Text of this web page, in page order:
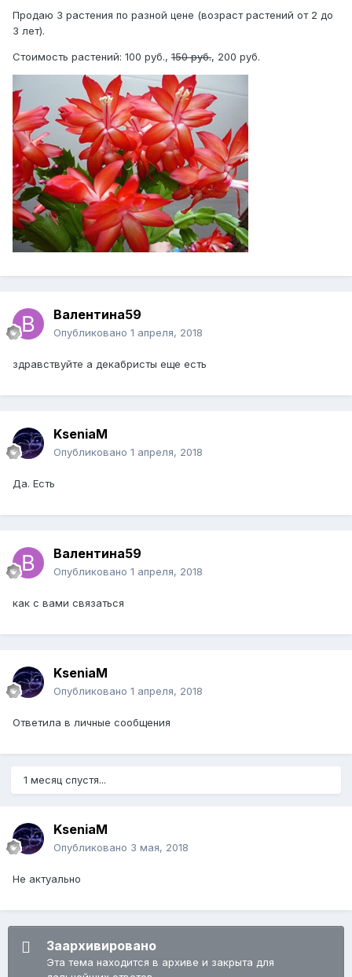
Продаю 3 растения по разной цене (возраст растений от 2 до
3 лет).
Стоимость растений: 100 руб., 150 руб., 200 руб.
Валентина59
Опубликовано 1 апреля, 2018
здравствуйте а декабристы еще есть
KseniaM
Опубликовано 1 апреля, 2018
Да. Есть
Валентина59
Опубликовано 1 апреля, 2018
как с вами связаться
KseniaM
Опубликовано 1 апреля, 2018
Ответила в личные сообщения
1 месяц спустя...
KseniaM
Опубликовано 3 мая, 2018
Не актуально
Заархивировано
Эта тема находится в архиве и закрыта для